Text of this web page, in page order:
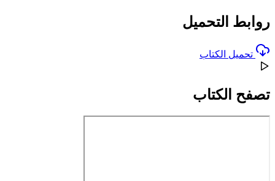
روابط التحميل
تحميل الكتاب
تصفح الكتاب